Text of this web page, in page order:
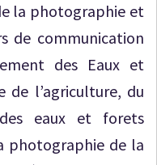
la photographie et
de communication
des Eaux et
l’agriculture, du
eaux et forets
photographie de la